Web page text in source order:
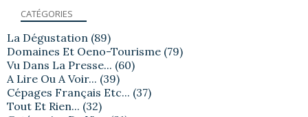
CATÉGORIES
La Dégustation (89)
Domaines Et Oeno-Tourisme (79)
Vu Dans La Presse... (60)
A Lire Ou A Voir... (39)
Cépages Français Etc... (37)
Tout Et Rien... (32)